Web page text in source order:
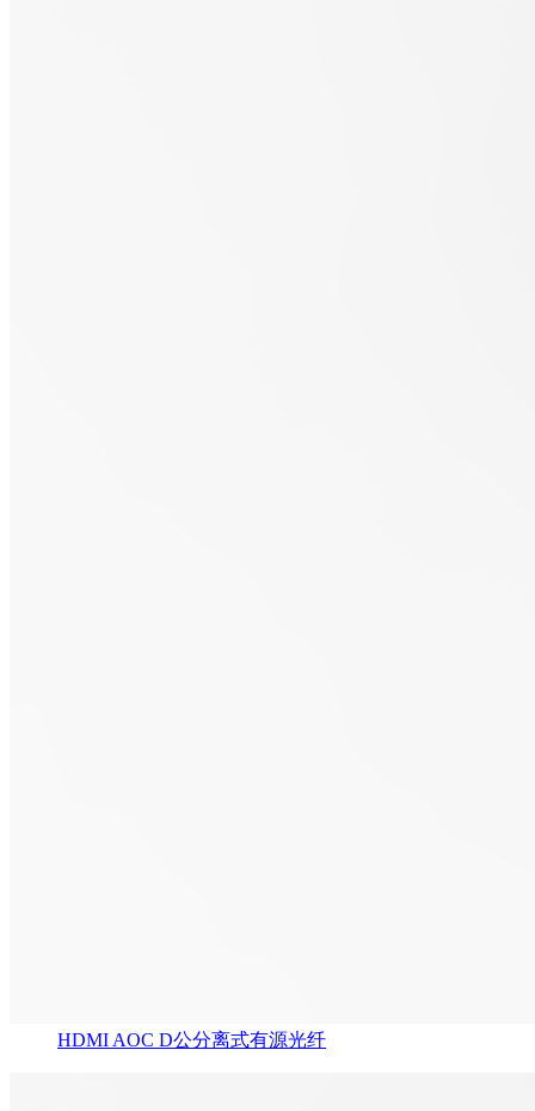
HDMI AOC D公分离式有源光纤